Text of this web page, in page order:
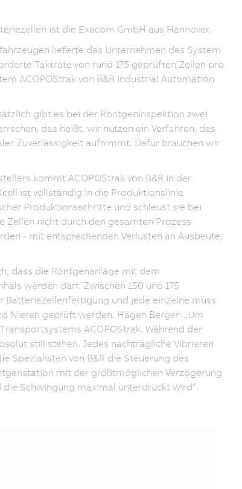
ist die Exacom GmbH aus Hannover.
lieferte das Unternehmen das System
Taktrate von rund 175 geprüften Zellen pro
ACOPOStrak von B&R Industrial Automation
gibt es bei der Röntgeninspektion zwei
das heißt, wir nutzen ein Verfahren, das
Zuverlässigkeit aufnimmt. Dafür brauchen wir
kommt ACOPOStrak von B&R in der
ist vollständig in die Produktionslinie
Produktionsschritte und schleust sie bei
nicht durch den gesamten Prozess
- mit entsprechenden Verlusten an Ausbeute,
dass die Röntgenanlage mit dem
werden darf. Zwischen 150 und 175
und jede einzelne muss
Nieren geprüft werden. Hagen Berger: „Um
ACOPOStrak. Während der
still stehen. Jedes nachträgliche Vibrieren
Spezialisten von B&R die Steuerung des
mit der größtmöglichen Verzögerung
Schwingung maximal unterdrückt wird“.